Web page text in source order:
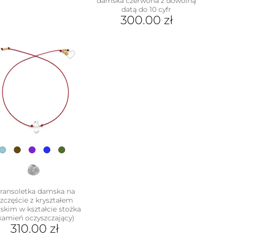
datą do 10 cyfr
300.00 zł
damska na
z kryształem
w kształcie stożka
oczyszczający)
310.00 zł